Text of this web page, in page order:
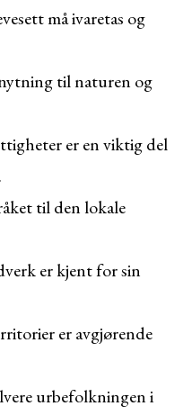
må ivaretas og
til naturen og
er en viktig del
til den lokale
er kjent for sin
er avgjørende
urbefolkningen i